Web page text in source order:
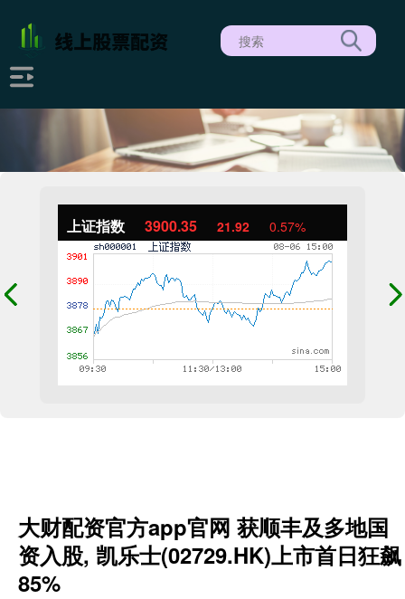
上证指数 3900.35 21.92 0.57%
大财配资官方app官网 获顺丰及多地国
资入股, 凯乐士(02729.HK)上市首日狂飙
85%